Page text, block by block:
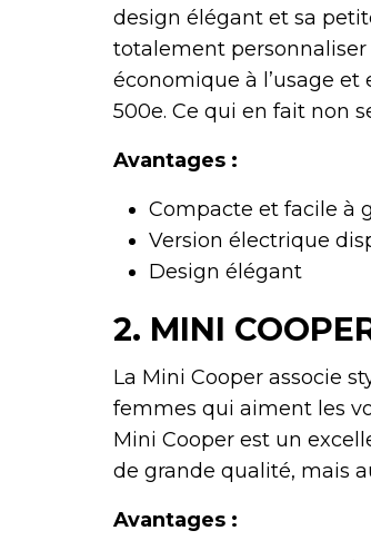
design élégant et sa
totalement personnaliser
économique à l’usage et
500e. Ce qui en fait non
Avantages :
Compacte et facile à
Version électrique
Design élégant
2. MINI
La Mini Cooper associe
femmes qui aiment les
Mini Cooper est un
de grande qualité, mais
Avantages :